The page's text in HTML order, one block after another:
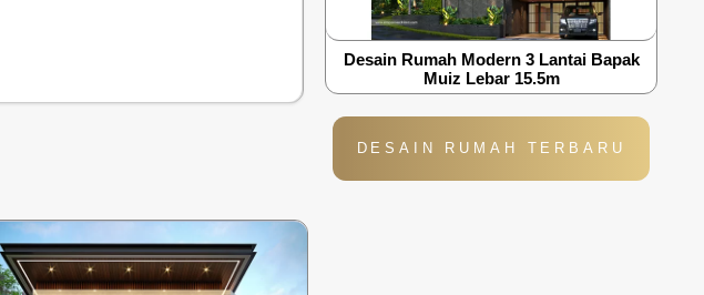
Desain Rumah Modern 3 Lantai Bapak
Muiz Lebar 15.5m
DESAIN RUMAH TERBARU